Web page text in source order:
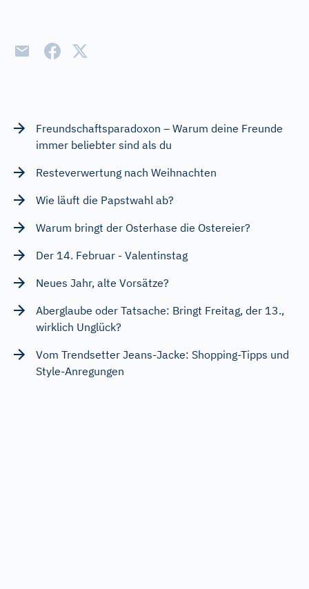
Freundschaftsparadoxon – Warum deine Freunde
immer beliebter sind als du
Resteverwertung nach Weihnachten
Wie läuft die Papstwahl ab?
Warum bringt der Osterhase die Ostereier?
Der 14. Februar - Valentinstag
Neues Jahr, alte Vorsätze?
Aberglaube oder Tatsache: Bringt Freitag, der 13.,
wirklich Unglück?
Vom Trendsetter Jeans-Jacke: Shopping-Tipps und
Style-Anregungen